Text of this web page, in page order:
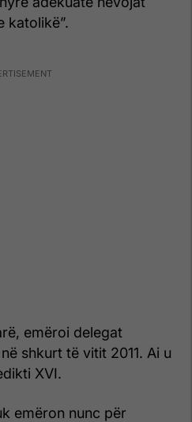
katolikë”.
emëroi delegat
shkurt të vitit 2011. Ai u
XVI.
emëron nunc për